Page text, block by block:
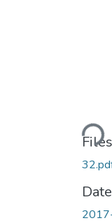
Loading...
Files
Date